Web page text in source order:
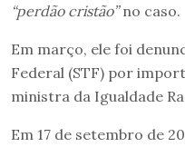
“perdão cristão”no caso.
Em março, ele foi
Federal (STF) por
ministra da Igualdade
Em 17 de setembro de